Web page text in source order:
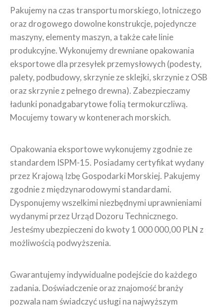
Pakujemy na czas transportu morskiego, lotniczego
oraz drogowego dowolne konstrukcje, pojedyncze
maszyny, elementy maszyn, a także całe linie
produkcyjne. Wykonujemy drewniane opakowania
eksportowe dla przesyłek przemysłowych (podesty,
palety, podbudowy, skrzynie ze sklejki, skrzynie z OSB
oraz skrzynie z pełnego drewna). Zabezpieczamy
ładunki ponadgabarytowe folią termokurczliwą.
Mocujemy towary w kontenerach morskich.
Opakowania eksportowe wykonujemy zgodnie ze
standardem ISPM-15. Posiadamy certyfikat wydany
przez Krajową Izbę Gospodarki Morskiej. Pakujemy
zgodnie z międzynarodowymi standardami.
Dysponujemy wszelkimi niezbędnymi uprawnieniami
wydanymi przez Urząd Dozoru Technicznego.
Jesteśmy ubezpieczeni do kwoty 1 000 000,00 PLN z
możliwością podwyższenia.
Gwarantujemy indywidualne podejście do każdego
zadania. Doświadczenie oraz znajomość branży
pozwala nam świadczyć usługi na najwyższym